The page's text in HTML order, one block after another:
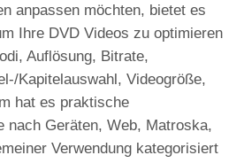
anpassen möchten, bietet es
Ihre DVD Videos zu optimieren
Auflösung, Bitrate,
Kapitelauswahl, Videogröße,
hat es praktische
nach Geräten, Web, Matroska,
Verwendung kategorisiert